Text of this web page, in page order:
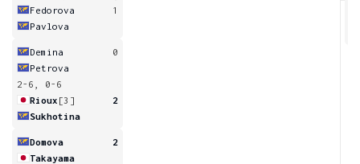
Fedorova
1
Pavlova
Demina
0
Petrova
2-6, 0-6
Rioux [3]
2
Sukhotina
Domova
2
Takayama